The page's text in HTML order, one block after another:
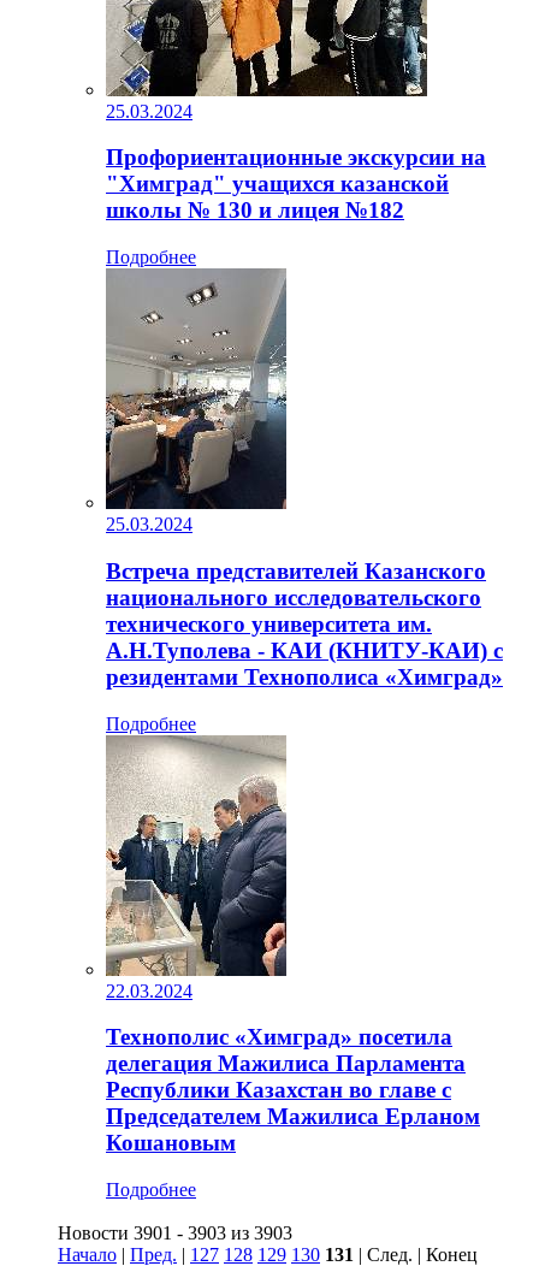
25.03.2024
Профориентационные экскурсии на
"Химград" учащихся казанской
школы № 130 и лицея №182
Подробнее
25.03.2024
Встреча представителей Казанского
национального исследовательского
технического университета им.
А.Н.Туполева - КАИ (КНИТУ-КАИ) с
резидентами Технополиса «Химград»
Подробнее
22.03.2024
Технополис «Химград» посетила
делегация Мажилиса Парламента
Республики Казахстан во главе с
Председателем Мажилиса Ерланом
Кошановым
Подробнее
Новости 3901 - 3903 из 3903
Начало | Пред. | 127 128 129 130 131 | След. | Конец